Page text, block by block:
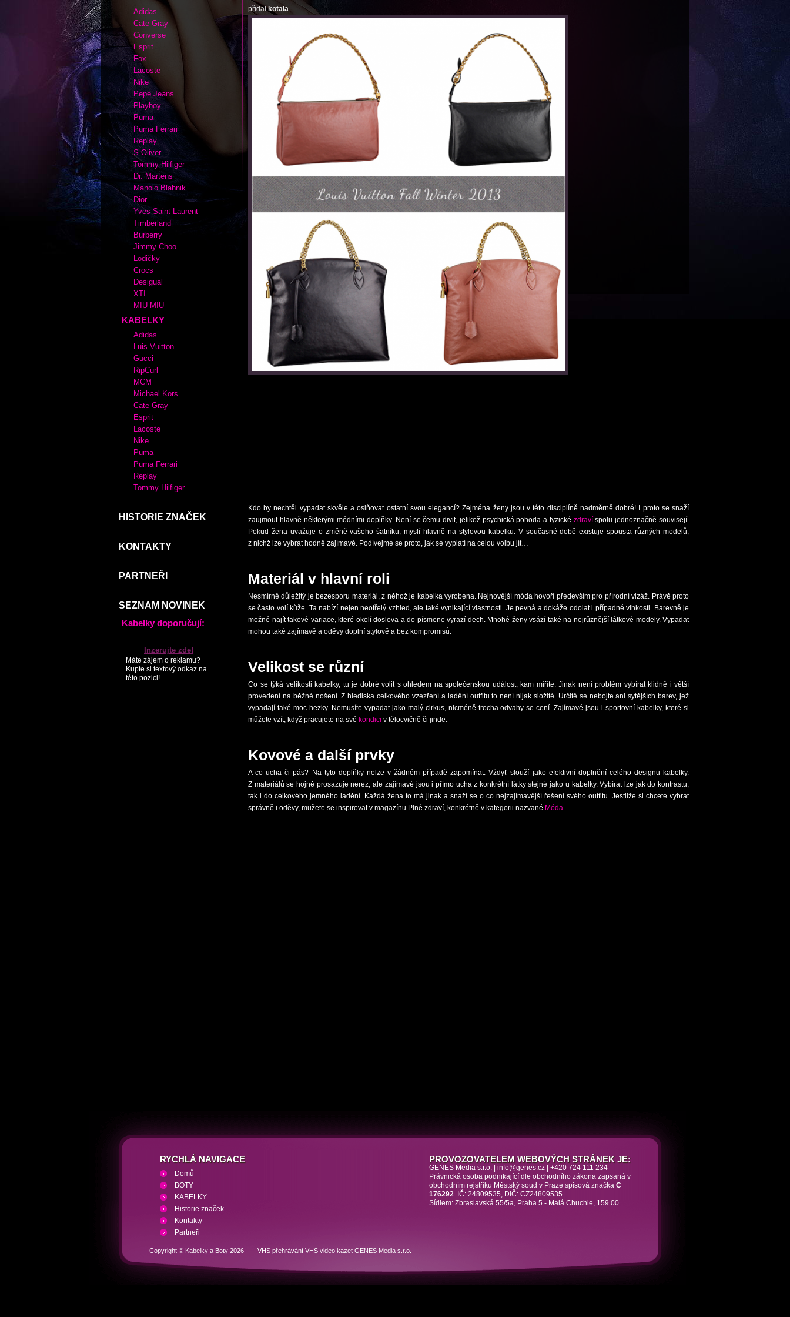
přidalkotala
Kdo by nechtěl vypadat skvěle a oslňovat ostatní svou elegancí? Zejména ženy jsou v této disciplíně nadměrně dobré! I proto se snaží
zaujmout hlavně některými módními doplňky. Není se čemu divit, jelikož psychická pohoda a fyzické zdravíspolu jednoznačně souvisejí.
Pokud žena uvažuje o změně vašeho šatníku, myslí hlavně na stylovou kabelku. V současné době existuje spousta různých modelů,
z nichž lze vybrat hodně zajímavé. Podívejme se proto, jak se vyplatí na celou volbu jít…
Materiál v hlavní roli
Nesmírně důležitý je bezesporu materiál, z něhož je kabelka vyrobena. Nejnovější móda hovoří především pro přírodní vizáž. Právě proto
se často volí kůže. Ta nabízí nejen neotřelý vzhled, ale také vynikající vlastnosti. Je pevná a dokáže odolat i případné vlhkosti. Barevně je
možné najít takové variace, které okolí doslova a do písmene vyrazí dech. Mnohé ženy vsází také na nejrůznější látkové modely. Vypadat
mohou také zajímavě a oděvy doplní stylově a bez kompromisů.
Velikost se různí
Co se týká velikosti kabelky, tu je dobré volit s ohledem na společenskou událost, kam míříte. Jinak není problém vybírat klidně i větší
provedení na běžné nošení. Z hlediska celkového vzezření a ladění outfitu to není nijak složité. Určitě se nebojte ani sytějších barev, jež
vypadají také moc hezky. Nemusíte vypadat jako malý cirkus, nicméně trocha odvahy se cení. Zajímavé jsou i sportovní kabelky, které si
můžete vzít, když pracujete na své kondici v tělocvičně či jinde.
Kovové a další prvky
A co ucha či pás? Na tyto doplňky nelze v žádném případě zapomínat. Vždyť slouží jako efektivní doplnění celého designu kabelky.
Z materiálů se hojně prosazuje nerez, ale zajímavé jsou i přímo ucha z konkrétní látky stejné jako u kabelky. Vybírat lze jak do kontrastu,
tak i do celkového jemného ladění. Každá žena to má jinak a snaží se o co nejzajímavější řešení svého outfitu. Jestliže si chcete vybrat
správně i oděvy, můžete se inspirovat v magazínu Plné zdraví, konkrétně v kategorii nazvané Móda.
Adidas
Cate Gray
Converse
Esprit
Fox
Lacoste
Nike
Pepe Jeans
Playboy
Puma
Puma Ferrari
Replay
S.Oliver
Tommy Hilfiger
Dr. Martens
Manolo Blahnik
Dior
Yves Saint Laurent
Timberland
Burberry
Jimmy Choo
Lodičky
Crocs
Desigual
XTI
MIU MIU
KABELKY
Adidas
Luis Vuitton
Gucci
RipCurl
MCM
Michael Kors
Cate Gray
Esprit
Lacoste
Nike
Puma
Puma Ferrari
Replay
Tommy Hilfiger
HISTORIE ZNAČEK
KONTAKTY
PARTNEŘI
SEZNAM NOVINEK
Kabelky doporučují:
Inzerujte zde!
Máte zájem o reklamu?
Kupte si textový odkaz na
této pozici!
RYCHLÁ NAVIGACE
Domů
BOTY
KABELKY
Historie značek
Kontakty
Partneři
PROVOZOVATELEM WEBOVÝCH STRÁNEK JE:
GENES Media s.r.o. | info@genes.cz | +420 724 111 234
Právnická osoba podnikající dle obchodního zákona zapsaná v
obchodním rejstříku Městský soud v Praze spisová značka C
176292. IČ: 24809535, DIČ: CZ24809535
Sídlem: Zbraslavská 55/5a, Praha 5 - Malá Chuchle, 159 00
Copyright © Kabelky a Boty 2026 VHS přehrávání VHS video kazet GENES Media s.r.o.